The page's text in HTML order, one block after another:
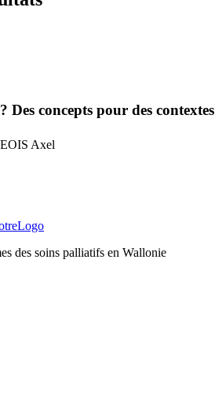
concepts pour des contextes
Axel
des soins palliatifs en Wallonie